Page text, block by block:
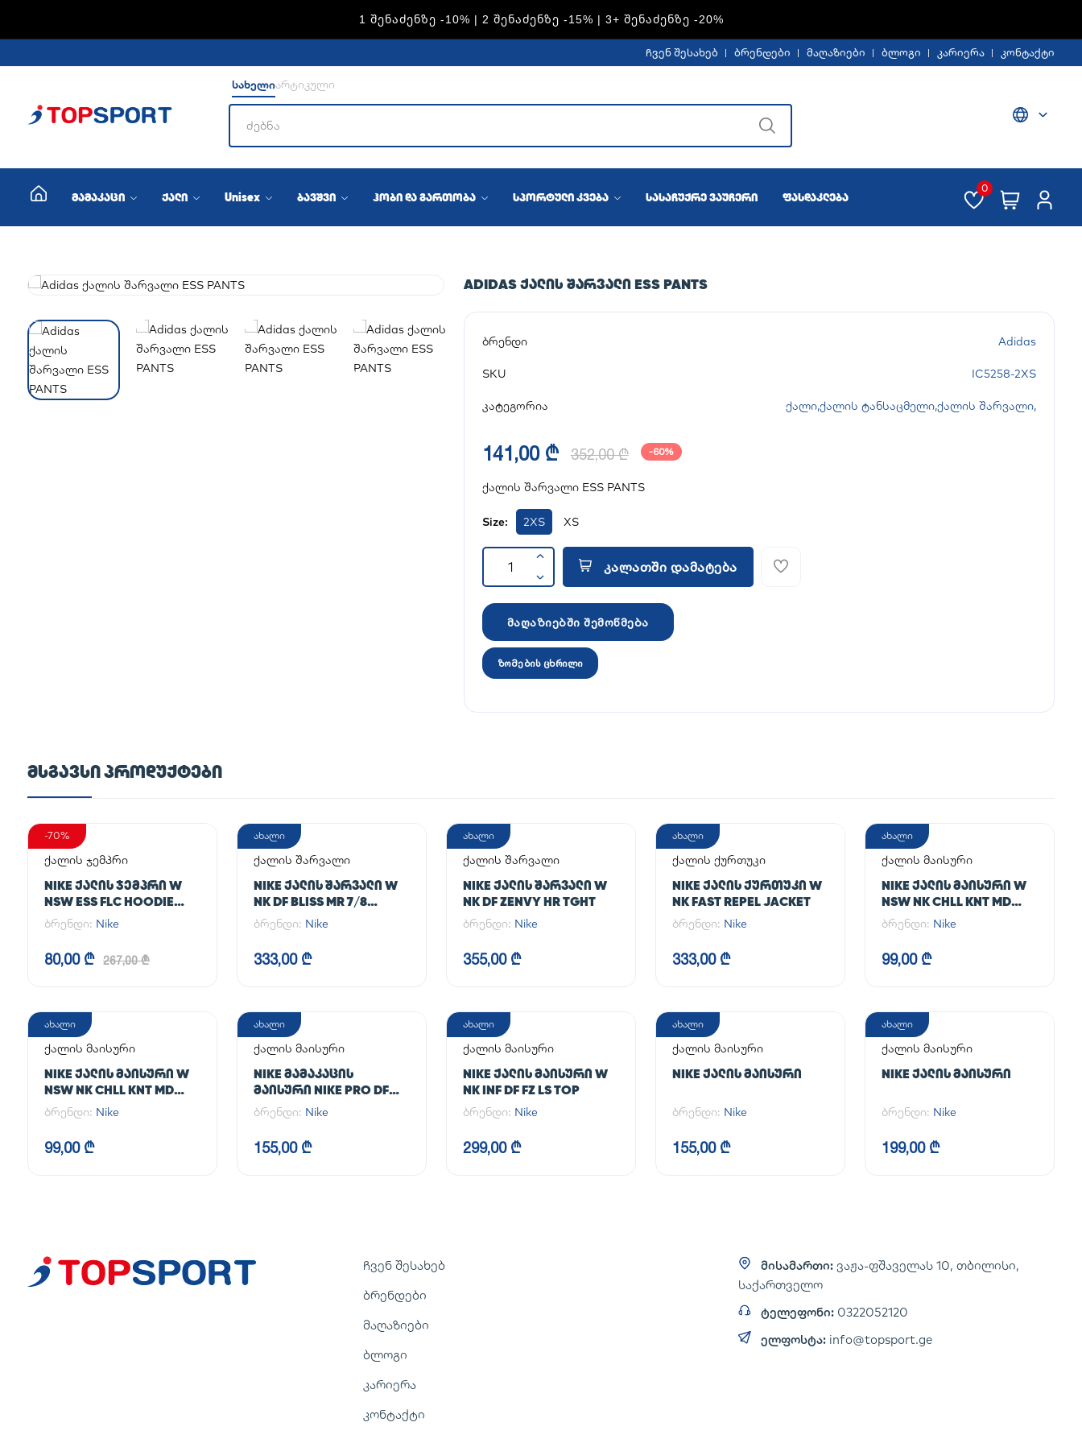
1 ᲨᲔᲜᲐᲫᲔᲜᲖᲔ -10% | 2 ᲨᲔᲜᲐᲫᲔᲜᲖᲔ -15% | 3+ ᲨᲔᲜᲐᲫᲔᲜᲖᲔ -20%
ჩვენ შესახებ ბრენდები მაღაზიები ბლოგი კარიერა კონტაქტი
სახელიარტიკული
მამაკაცი ქალი Unisex ბავშვი ჰობი და გართობა სპორტული კვება სასაჩუქრე ვაუჩერი ფასდაკლება
0
ADIDAS ᲥᲐᲚᲘᲡ ᲨᲐᲠᲕᲐᲚᲘ ESS PANTS
ბრენდი Adidas
SKU IC5258-2XS
კატეგორია ქალი,ქალის ტანსაცმელი,ქალის შარვალი,
141,00 ₾ 352,00 ₾ -60%
ქალის შარვალი ESS PANTS
Size: 2XS XS
კალათში დამატება
მაღაზიებში შემოწმება
ზომების ცხრილი
ᲛᲡᲒᲐᲕᲡᲘ ᲞᲠᲝᲓᲣᲥᲢᲔᲑᲘ
-70%
ქალის ჯემპრი
NIKE ᲥᲐᲚᲘᲡ ᲯᲔᲛᲞᲠᲘ W
NSW ESS FLC HOODIE
CLCTN RE
ბრენდი: Nike
80,00 ₾ 267,00 ₾
ახალი
ქალის შარვალი
NIKE ᲥᲐᲚᲘᲡ ᲨᲐᲠᲕᲐᲚᲘ W
NK DF BLISS MR 7/8
JOGGER
ბრენდი: Nike
333,00 ₾
ახალი
ქალის შარვალი
NIKE ᲥᲐᲚᲘᲡ ᲨᲐᲠᲕᲐᲚᲘ W
NK DF ZENVY HR TGHT
ბრენდი: Nike
355,00 ₾
ახალი
ქალის ქურთუკი
NIKE ᲥᲐᲚᲘᲡ ᲥᲣᲠᲗᲣᲙᲘ W
NK FAST REPEL JACKET
ბრენდი: Nike
333,00 ₾
ახალი
ქალის მაისური
NIKE ᲥᲐᲚᲘᲡ ᲛᲐᲘᲡᲣᲠᲘ W
NSW NK CHLL KNT MD
CRP
ბრენდი: Nike
99,00 ₾
ახალი
ქალის მაისური
NIKE ᲥᲐᲚᲘᲡ ᲛᲐᲘᲡᲣᲠᲘ W
NSW NK CHLL KNT MD
CRP
ბრენდი: Nike
99,00 ₾
ახალი
ქალის მაისური
NIKE ᲛᲐᲛᲐᲙᲐᲪᲘᲡ
ᲛᲐᲘᲡᲣᲠᲘ NIKE PRO DF
365 CROP LS
ბრენდი: Nike
155,00 ₾
ახალი
ქალის მაისური
NIKE ᲥᲐᲚᲘᲡ ᲛᲐᲘᲡᲣᲠᲘ W
NK INF DF FZ LS TOP
ბრენდი: Nike
299,00 ₾
ახალი
ქალის მაისური
NIKE ᲥᲐᲚᲘᲡ ᲛᲐᲘᲡᲣᲠᲘ
ბრენდი: Nike
155,00 ₾
ახალი
ქალის მაისური
NIKE ᲥᲐᲚᲘᲡ ᲛᲐᲘᲡᲣᲠᲘ
ბრენდი: Nike
199,00 ₾
ჩვენ შესახებ
ბრენდები
მაღაზიები
ბლოგი
კარიერა
კონტაქტი
მისამართი: ვაჟა-ფშაველას 10, თბილისი,
საქართველო
ტელეფონი: 0322052120
ელფოსტა: info@topsport.ge